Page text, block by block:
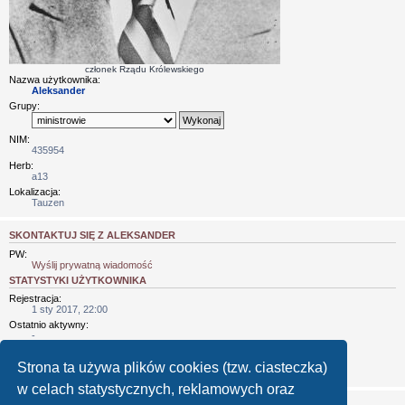
Strona ta używa plików cookies (tzw. ciasteczka)
w celach statystycznych, reklamowych oraz
członek Rządu Królewskiego
Nazwa użytkownika:
Aleksander
Grupy:
NIM:
435954
Herb:
a13
Lokalizacja:
Tauzen
SKONTAKTUJ SIĘ Z ALEKSANDER
PW:
Wyślij prywatną wiadomość
STATYSTYKI UŻYTKOWNIKA
Rejestracja:
1 sty 2017, 22:00
Ostatnio aktywny:
-
Posty użytkownika
(6.80% wszystkich postów / średnio dziennie: 1.71)